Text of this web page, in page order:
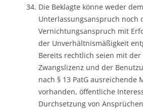
Die Beklagte könne weder dem
Unterlassungsanspruch noch
Vernichtungsanspruch mit
der Unverhältnismäßigkeit
Bereits rechtlich seien mit
Zwangslizenz und der
nach § 13 PatG ausreichende
vorhanden, öffentliche
Durchsetzung von